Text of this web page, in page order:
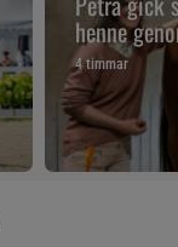
henne
4 timmar